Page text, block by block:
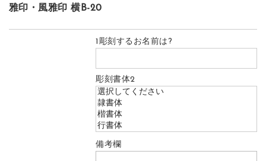
雅印・風雅印 横B-20
1彫刻するお名前は?
彫刻書体2
備考欄